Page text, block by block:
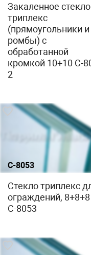
Закаленное стекло
триплекс
(прямоугольники и
ромбы) с
обработанной
кромкой 10+10 C-
2
С-8053
Стекло триплекс
ограждений, 8+8+8
С-8053